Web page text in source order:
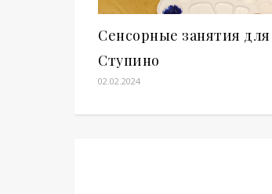
Сенсорные занятия
Ступино
02.02.2024